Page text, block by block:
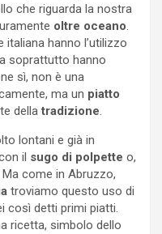
che riguarda la nostra
oltre oceano.
hanno l’utilizzo
soprattutto hanno
sì, non è una
ma un piatto
dellatradizione.
lontani e già in
il sugo di polpette o,
Ma come in Abruzzo,
troviamo questo uso di
così detti primi piatti.
ricetta, simbolo dello